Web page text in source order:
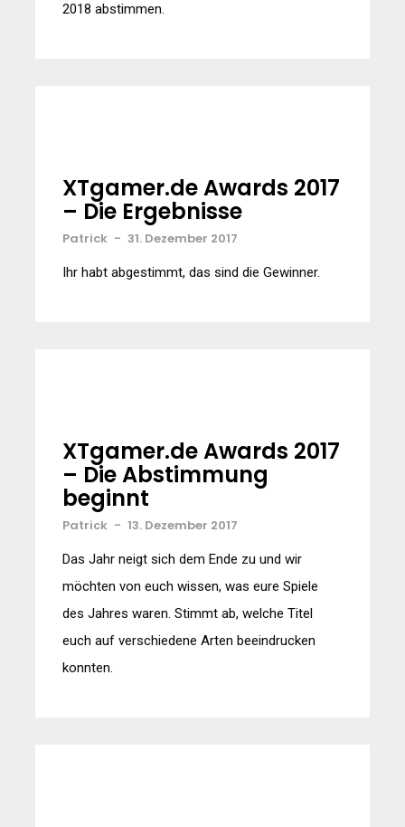
2018 abstimmen.
XTgamer.de Awards 2017
– Die Ergebnisse
Patrick - 31. Dezember 2017
Ihr habt abgestimmt, das sind die Gewinner.
XTgamer.de Awards 2017
– Die Abstimmung
beginnt
Patrick - 13. Dezember 2017
Das Jahr neigt sich dem Ende zu und wir
möchten von euch wissen, was eure Spiele
des Jahres waren. Stimmt ab, welche Titel
euch auf verschiedene Arten beeindrucken
konnten.